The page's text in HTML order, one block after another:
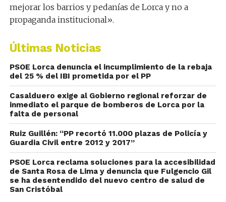
mejorar los barrios y pedanías de Lorca y no a
propaganda institucional».
Últimas Noticias
PSOE Lorca denuncia el incumplimiento de la rebaja
del 25 % del IBI prometida por el PP
Casalduero exige al Gobierno regional reforzar de
inmediato el parque de bomberos de Lorca por la
falta de personal
Ruiz Guillén: “PP recortó 11.000 plazas de Policía y
Guardia Civil entre 2012 y 2017”
PSOE Lorca reclama soluciones para la accesibilidad
de Santa Rosa de Lima y denuncia que Fulgencio Gil
se ha desentendido del nuevo centro de salud de
San Cristóbal